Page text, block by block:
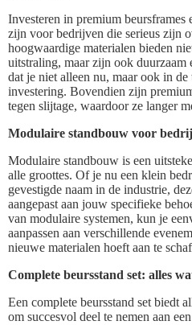
Investeren in premium beursframes
zijn voor bedrijven die serieus zijn
hoogwaardige materialen bieden
uitstraling, maar zijn ook duurzaam
dat je niet alleen nu, maar ook in
investering. Bovendien zijn
tegen slijtage, waardoor ze langer
Modulaire standbouw voor
Modulaire standbouw is een
alle groottes. Of je nu een klein
gevestigde naam in de industrie,
aangepast aan jouw specifieke
van modulaire systemen, kun je
aanpassen aan verschillende
nieuwe materialen hoeft aan te
Complete beursstand set: alles
Een complete beursstand set biedt
om succesvol deel te nemen aan